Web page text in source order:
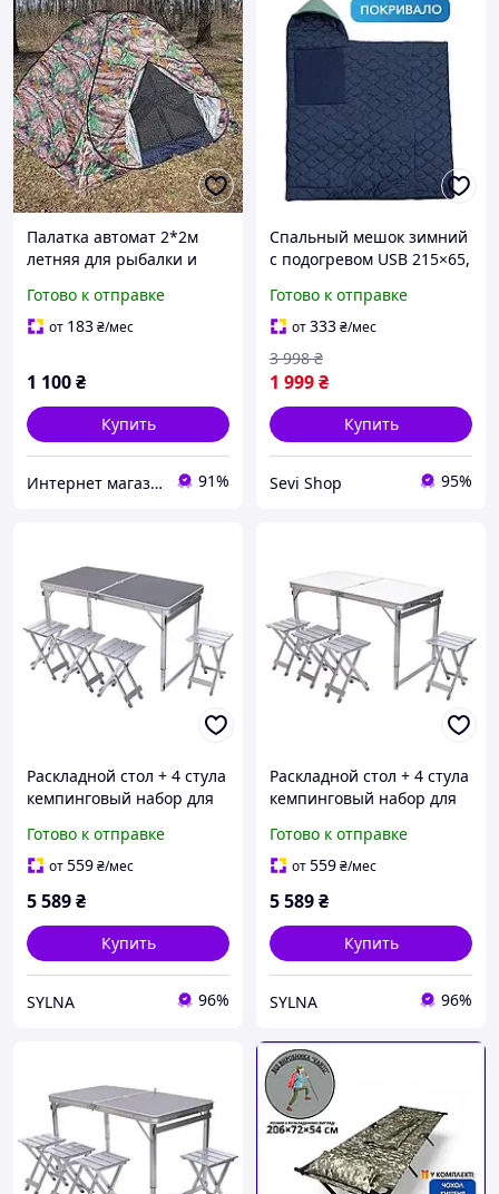
Палатка автомат 2*2м
летняя для рыбалки и
сетка) Дубок
Готово к отправке
от 183₴/мес
1 100₴
Купить
Интернет магазин Улов рыбака 91%
Спальный мешок зимний
с подогревом USB 215×65,
туризма, рыбалки и
отдыха на природе
Готово к отправке
от333₴/мес
1 999₴
3 998 ₴
Купить
Sevi Shop 95%
Раскладной стол + 4 стула
кемпинговый набор для
отдыха, туризма Черный
JY-12061B
Готово к отправке
от559₴/мес
5 589₴
Купить
SYLNA 96%
Раскладной стол + 4 стула
кемпинговый набор для
отдыха, туризма Белый
JY-12061W
Готово к отправке
от559₴/мес
5 589₴
Купить
SYLNA 96%